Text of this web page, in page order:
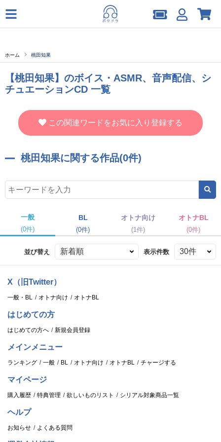
ホーム 桃田知果
【桃田知果】のボイス・ASMR、音声配信、シ
チュエーションCD 一覧
この関連ワードをお気に入り登録する
桃田知果に関する作品(0件)
一般
(0件)
BL
(0件)
オトナ向け
(1件)
オトナBL
(0件)
並び替え 表示件数
X（旧Twitter）
一般・BL オトナ向け オトナBL
はじめての方
はじめての方へ 新規会員登録
メインメニュー
ランキング 一般 BL オトナ向け オトナBL チャージする
マイページ
購入履歴 特典管理 欲しいものリスト シリアル対象商品一覧
ヘルプ
お知らせ よくある質問